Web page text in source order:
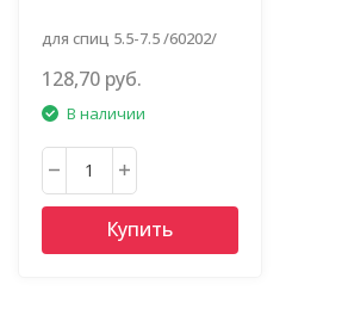
для спиц 5.5-7.5 /60202/
128,70 руб.
В наличии
Купить